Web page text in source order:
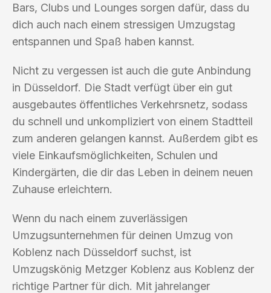
Bars, Clubs und Lounges sorgen dafür, dass du
dich auch nach einem stressigen Umzugstag
entspannen und Spaß haben kannst.
Nicht zu vergessen ist auch die gute Anbindung
in Düsseldorf. Die Stadt verfügt über ein gut
ausgebautes öffentliches Verkehrsnetz, sodass
du schnell und unkompliziert von einem Stadtteil
zum anderen gelangen kannst. Außerdem gibt es
viele Einkaufsmöglichkeiten, Schulen und
Kindergärten, die dir das Leben in deinem neuen
Zuhause erleichtern.
Wenn du nach einem zuverlässigen
Umzugsunternehmen für deinen Umzug von
Koblenz nach Düsseldorf suchst, ist
Umzugskönig Metzger Koblenz aus Koblenz der
richtige Partner für dich. Mit jahrelanger